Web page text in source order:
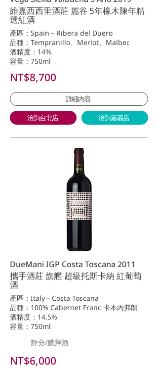
維嘉西西里酒莊 麗谷 5年橡木陳年精
選紅酒
產區：Spain－Ribera del Duero
品種：Tempranillo、Merlot、Malbec
酒精度：14%
容量：750ml
NT$8,700
詳細內容
洽詢台北店 洽詢嘉義店
DueMani IGP Costa Toscana 2011
攜手酒莊 旗艦 超級托斯卡納 紅葡萄
酒
產區：Italy－Costa Toscana
品種：100% Cabernet Franc 卡本內弗朗
酒精度：14.5%
容量：750ml
評分/膜拜酒
NT$6,000